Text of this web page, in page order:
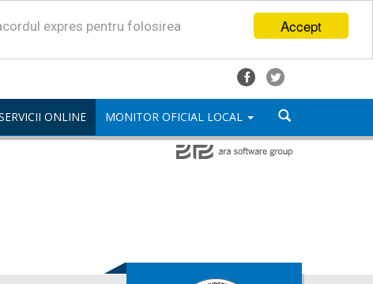
Accept
expres pentru folosirea
ONLINE MONITOR OFICIAL LOCAL